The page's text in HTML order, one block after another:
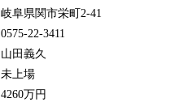
岐阜県関市栄町2-41
0575-22-3411
山田義久
未上場
4260万円